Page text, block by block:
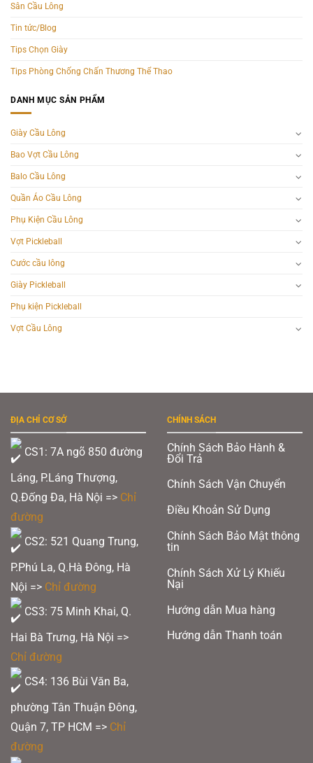
Sân Cầu Lông
Tin tức/Blog
Tips Chọn Giày
Tips Phòng Chống Chấn Thương Thể Thao
DANH MỤC SẢN PHẨM
Giày Cầu Lông
Bao Vợt Cầu Lông
Balo Cầu Lông
Quần Áo Cầu Lông
Phụ Kiện Cầu Lông
Vợt Pickleball
Cước cầu lông
Giày Pickleball
Phụ kiện Pickleball
Vợt Cầu Lông
ĐỊA CHỈ CƠ SỞ
CS1: 7A ngõ 850 đường
Láng, P.Láng Thượng,
Q.Đống Đa, Hà Nội => Chỉ
đường
CS2: 521 Quang Trung,
P.Phú La, Q.Hà Đông, Hà
Nội => Chỉ đường
CS3: 75 Minh Khai, Q.
Hai Bà Trưng, Hà Nội =>
Chỉ đường
CS4: 136 Bùi Văn Ba,
phường Tân Thuận Đông,
Quận 7, TP HCM => Chỉ
đường
CHÍNH SÁCH
Chính Sách Bảo Hành &
Đổi Trả
Chính Sách Vận Chuyển
Điều Khoản Sử Dụng
Chính Sách Bảo Mật thông
tin
Chính Sách Xử Lý Khiếu
Nại
Hướng dẫn Mua hàng
Hướng dẫn Thanh toán